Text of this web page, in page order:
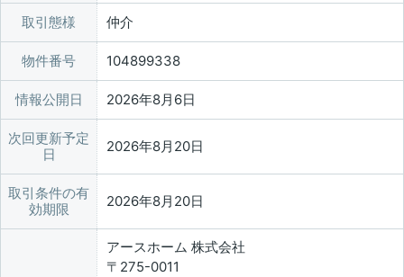
取引態様 仲介
物件番号 104899338
情報公開日 2026年8月6日
次回更新予定
日
2026年8月20日
取引条件の有
効期限
2026年8月20日
アースホーム 株式会社
〒275-0011